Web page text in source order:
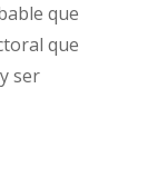
que
que
ser